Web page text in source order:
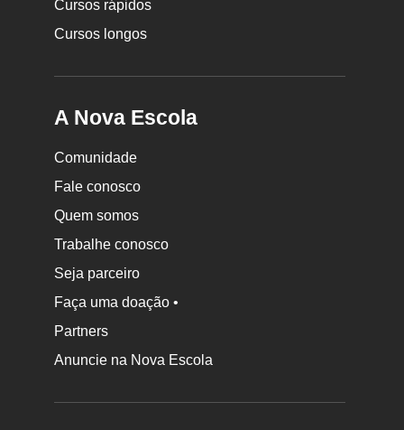
Cursos rápidos
Cursos longos
A Nova Escola
Comunidade
Fale conosco
Quem somos
Trabalhe conosco
Seja parceiro
Faça uma doação •
Partners
Anuncie na Nova Escola